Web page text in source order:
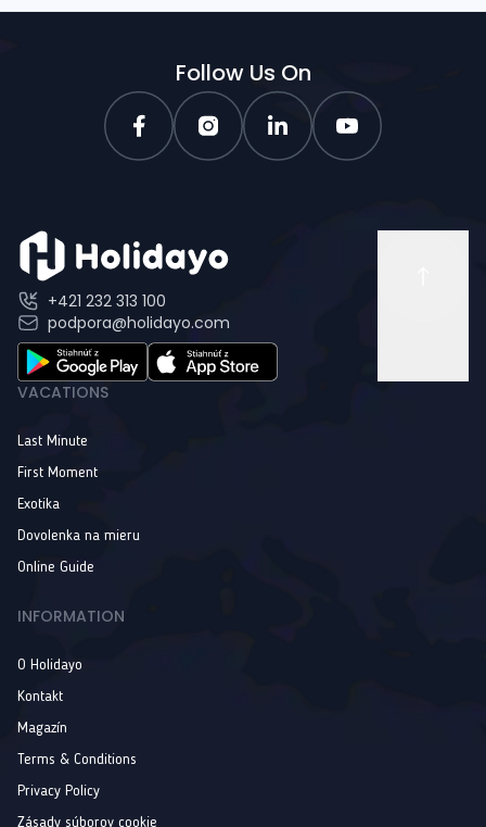
Follow Us On
+421 232 313 100
podpora@holidayo.com
VACATIONS
Last Minute
First Moment
Exotika
Dovolenka na mieru
Online Guide
INFORMATION
O Holidayo
Kontakt
Magazín
Terms & Conditions
Privacy Policy
Zásady súborov cookie